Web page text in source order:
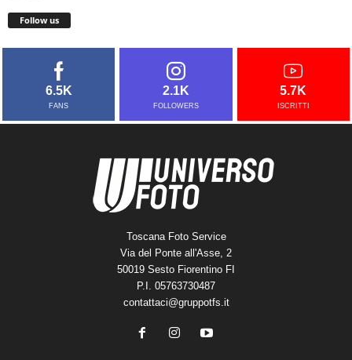
Follow us
6.5K
FANS
2.1K
FOLLOWERS
5.7K
ISCRITTI
Toscana Foto Service
Via del Ponte all'Asse, 2
50019 Sesto Fiorentino FI
P.I. 05763730487
contattaci@gruppotfs.it